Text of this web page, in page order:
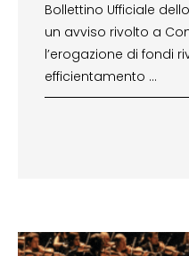
Bollettino Ufficiale
un avviso rivolto a
l’erogazione di fondi
efficientamento …